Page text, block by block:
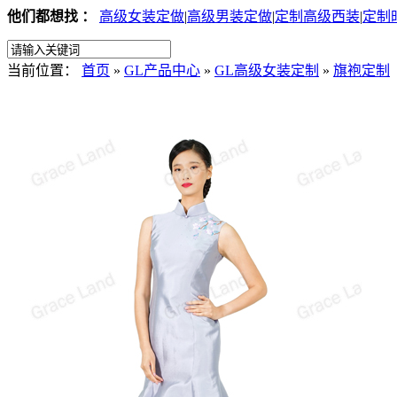
他们都想找 ： 高级女装定做|高级男装定做|定制高级西装|定制
当前位置： 首页 » GL产品中心 » GL高级女装定制 » 旗袍定制